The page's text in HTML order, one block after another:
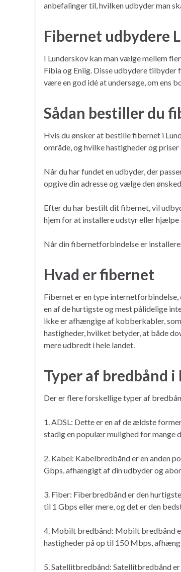
anbefalinger til, hvilken udbyder man
Fibernet udbydere
I Lunderskov kan man vælge mellem
Fibia og Eniig. Disse udbydere tilbyder
være en god idé at undersøge, om ens
Sådan bestiller du
Hvis du ønsker at bestille fibernet i
område, og hvilke hastigheder og
Når du har fundet en udbyder, der
opgive din adresse og vælge den
Efter du har bestilt dit fibernet, vil
hjem for at installere udstyr eller
Når din fibernetforbindelse er
Hvad er fibernet
Fibernet er en type
en af de hurtigste og mest pålidelige
ikke er afhængige af kobberkabler,
hastigheder, hvilket betyder, at både
mere udbredt i hele landet.
Typer af bredbånd i
Der er flere forskellige typer af
1. ADSL: Dette er en af de ældste
stadig en populær mulighed for mange
2. Kabel: Kabelbredbånd er en anden
Gbps, afhængigt af din udbyder og
3. Fiber: Fiberbredbånd er den
til 1 Gbps eller mere, og det er den
4. Mobilt bredbånd: Mobilt bredbånd
hastigheder på op til 150 Mbps,
5. Satellitbredbånd: Satellitbredbånd